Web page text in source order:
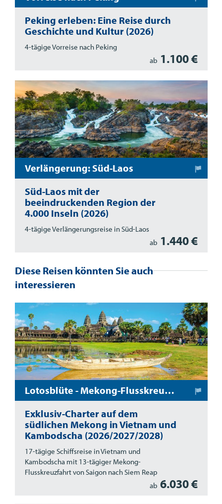
Peking erleben: Eine Reise durch
Geschichte und Kultur (2026)
4-tägige Vorreise nach Peking
ab 1.100 €
Verlängerung: Süd-Laos
Süd-Laos mit der
beeindruckenden Region der
4.000 Inseln (2026)
4-tägige Verlängerungsreise in Süd-Laos
ab 1.440 €
Diese Reisen könnten Sie auch
interessieren
Lotosblüte - Mekong-Flusskreuzfahrt in Vietnam und Kambodscha
Exklusiv-Charter auf dem
südlichen Mekong in Vietnam und
Kambodscha (2026/2027/2028)
17-tägige Schiffsreise in Vietnam und
Kambodscha mit 13-tägiger Mekong-
Flusskreuzfahrt von Saigon nach Siem Reap
ab 6.030 €